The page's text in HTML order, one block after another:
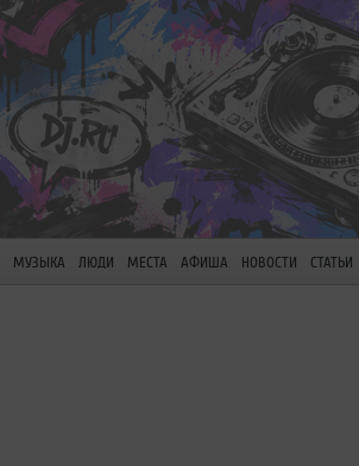
МУЗЫКА ЛЮДИ МЕСТА АФИША НОВОСТИ СТАТЬИ